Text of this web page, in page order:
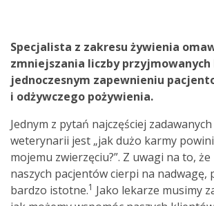
Specjalista z zakresu żywienia
zmniejszania liczby
jednoczesnym zapewnieniu
i odżywczego pożywienia.
Jednym z pytań najczęściej
weterynarii jest „jak dużo karmy
mojemu zwierzęciu?”. Z uwagi na to,
naszych pacjentów cierpi na nadwagę,
bardzo istotne.1 Jako lekarze musimy